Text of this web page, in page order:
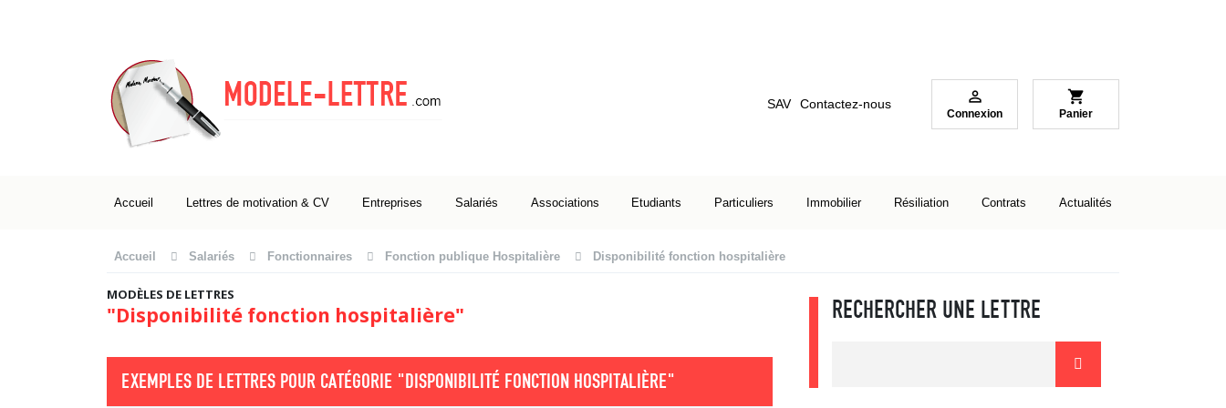
SAV Contactez-nous 
Connexion
shopping_cart
Panier
Accueil Lettres de motivation & CV Entreprises Salariés Associations Etudiants Particuliers Immobilier Résiliation Contrats Actualités
Accueil Salariés Fonctionnaires Fonction publique Hospitalière Disponibilité fonction hospitalière
MODÈLES DE LETTRES
"Disponibilité fonction hospitalière"
EXEMPLES DE LETTRES POUR CATÉGORIE "DISPONIBILITÉ FONCTION HOSPITALIÈRE"
RECHERCHER UNE LETTRE